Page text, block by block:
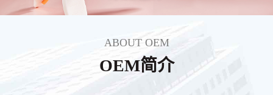
ABOUT OEM
OEM简介